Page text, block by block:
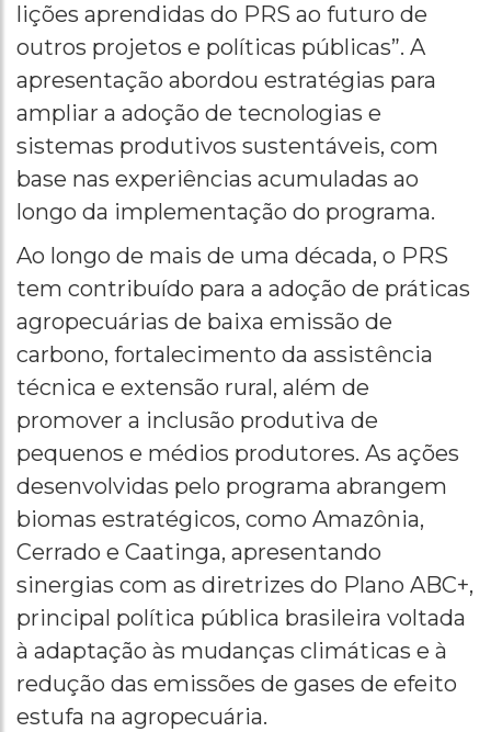
lições aprendidas do PRS ao futuro de
outros projetos e políticas públicas”. A
apresentação abordou estratégias para
ampliar a adoção de tecnologias e
sistemas produtivos sustentáveis, com
base nas experiências acumuladas ao
longo da implementação do programa.
Ao longo de mais de uma década, o PRS
tem contribuído para a adoção de práticas
agropecuárias de baixa emissão de
carbono, fortalecimento da assistência
técnica e extensão rural, além de
promover a inclusão produtiva de
pequenos e médios produtores. As ações
desenvolvidas pelo programa abrangem
biomas estratégicos, como Amazônia,
Cerrado e Caatinga, apresentando
sinergias com as diretrizes do Plano ABC+,
principal política pública brasileira voltada
à adaptação às mudanças climáticas e à
redução das emissões de gases de efeito
estufa na agropecuária.